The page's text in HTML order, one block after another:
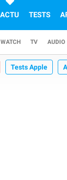
ACTU TESTS
WATCH TV AUDIO
Tests Apple